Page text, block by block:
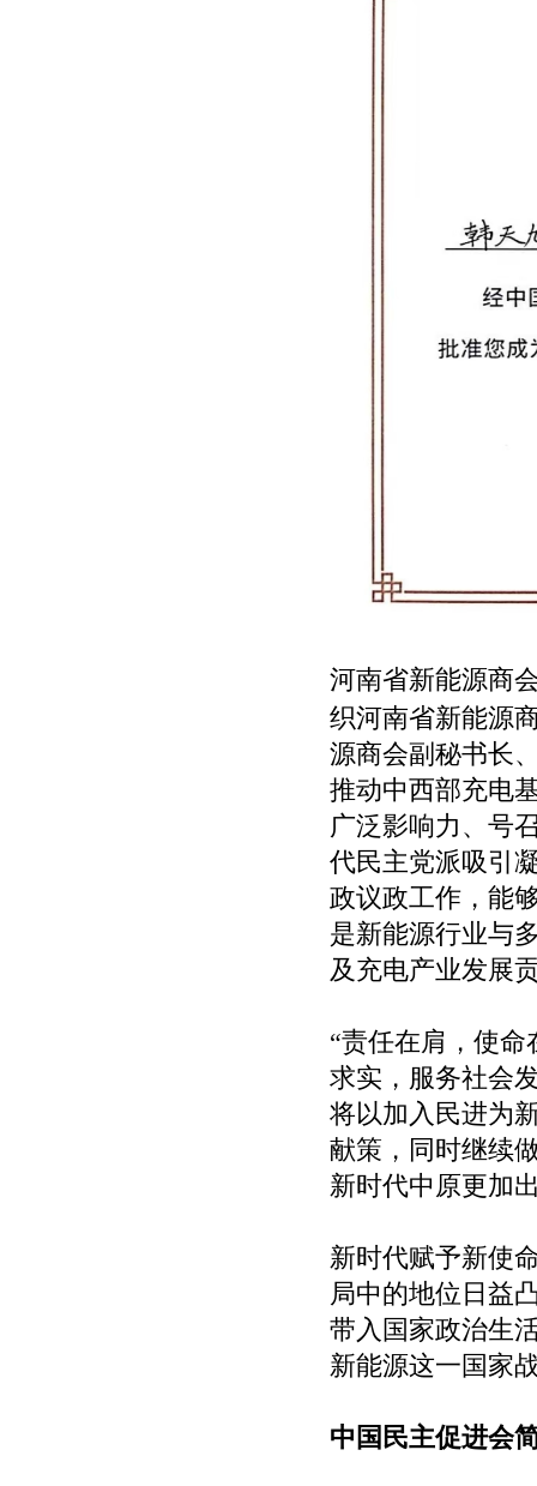
河南省新能源商
织河南省新能源
源商会副秘书长
推动中西部充电
广泛影响力、号
代民主党派吸引
政议政工作，能
是新能源行业与
及充电产业发展
“责任在肩，使
求实，服务社会
将以加入民进为
献策，同时继续
新时代中原更加
新时代赋予新使
局中的地位日益
带入国家政治生
新能源这一国家
中国民主促进会